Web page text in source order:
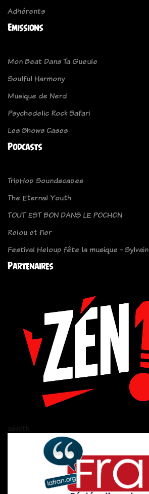
Adhérents
Emissions
Mon Beat Dans Ta Gueule
Soulful Harmony
Musique de Nerd
Psychedelic Rock Safari
Les Shows Cases
Podcasts
TripHop Soundscapes
The Eternal Youth
TOUT EST BON DANS LE POCHON
Relou et fier
Festival Heloup fête la musique - Sylvain
Partenaires